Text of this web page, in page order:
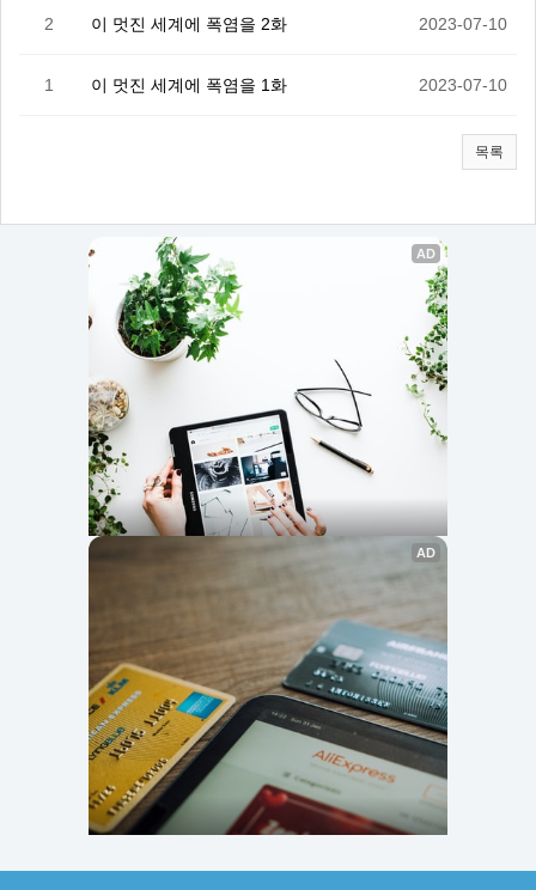
2 이 멋진 세계에 폭염을 2화 2023-07-10
1 이 멋진 세계에 폭염을 1화 2023-07-10
목록